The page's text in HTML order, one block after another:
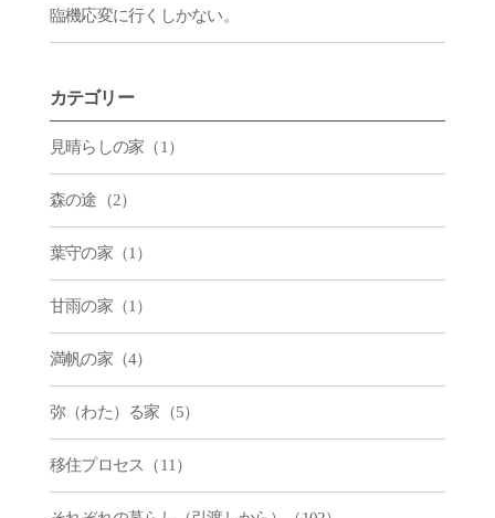
臨機応変に行くしかない。
カテゴリー
見晴らしの家（1）
森の途（2）
葉守の家（1）
甘雨の家（1）
満帆の家（4）
弥（わた）る家（5）
移住プロセス（11）